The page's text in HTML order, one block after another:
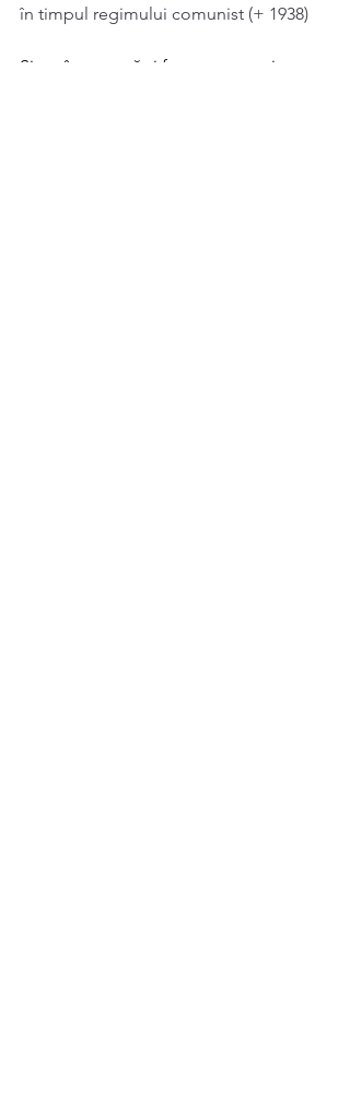
în timpul regimului comunist (+ 1938)
Și tot în această zi facem pomenirea